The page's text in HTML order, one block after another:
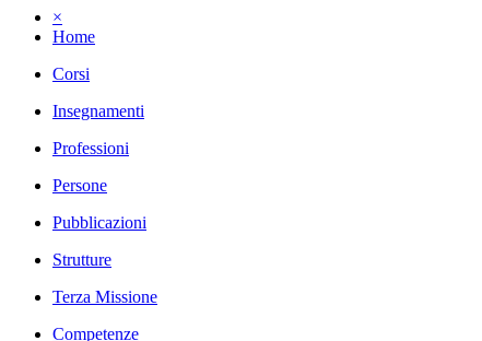
×
Home
Corsi
Insegnamenti
Professioni
Persone
Pubblicazioni
Strutture
Terza Missione
Competenze